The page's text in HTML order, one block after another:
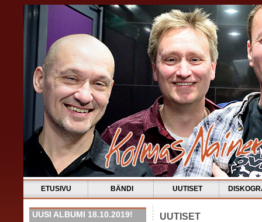
ETUSIVU BÄNDI UUTISET
UUSI ALBUMI 18.10.2019! UUTISET